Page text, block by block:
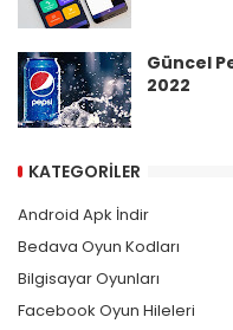
Güncel
2022
KATEGORILER
Android Apk İndir
Bedava Oyun Kodları
Bilgisayar Oyunları
Facebook Oyun Hileleri